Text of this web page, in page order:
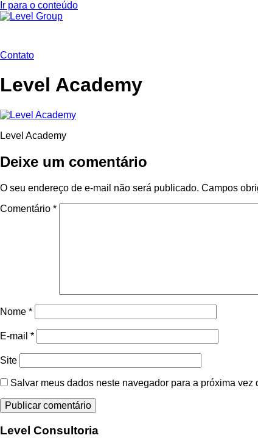
Ir para o conteúdo
Contato
Level Academy
Level Academy
Deixe um comentário
O seu endereço de e-mail não será publicado. Campos
Comentário *
Nome *
E-mail *
Site
Salvar meus dados neste navegador para a próxima vez
Level Consultoria